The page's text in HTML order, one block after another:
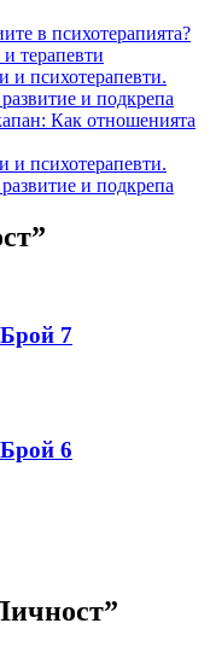
в психотерапията?
терапевти
и психотерапевти.
и подкрепа
Как отношенията
и психотерапевти.
и подкрепа
7
6